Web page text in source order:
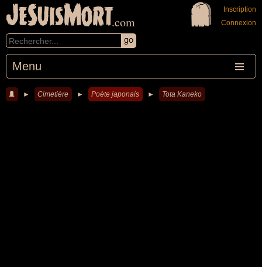
JeSuisMort.com
Menu
Inscription
Connexion
► Cimetière ► Poète japonais ► Tota Kaneko